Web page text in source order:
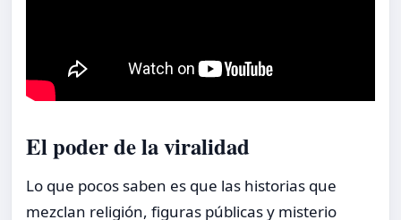
El poder de la viralidad
Lo que pocos saben es que las historias que
mezclan religión, figuras públicas y misterio